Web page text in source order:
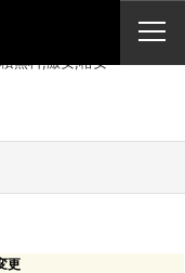
日立,パナソニック,ダイキ
無料,激安,格安
更